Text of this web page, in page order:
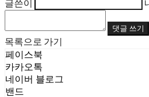
글쓴이
댓글 쓰기
목록으로 가기
페이스북
카카오톡
네이버 블로그
밴드